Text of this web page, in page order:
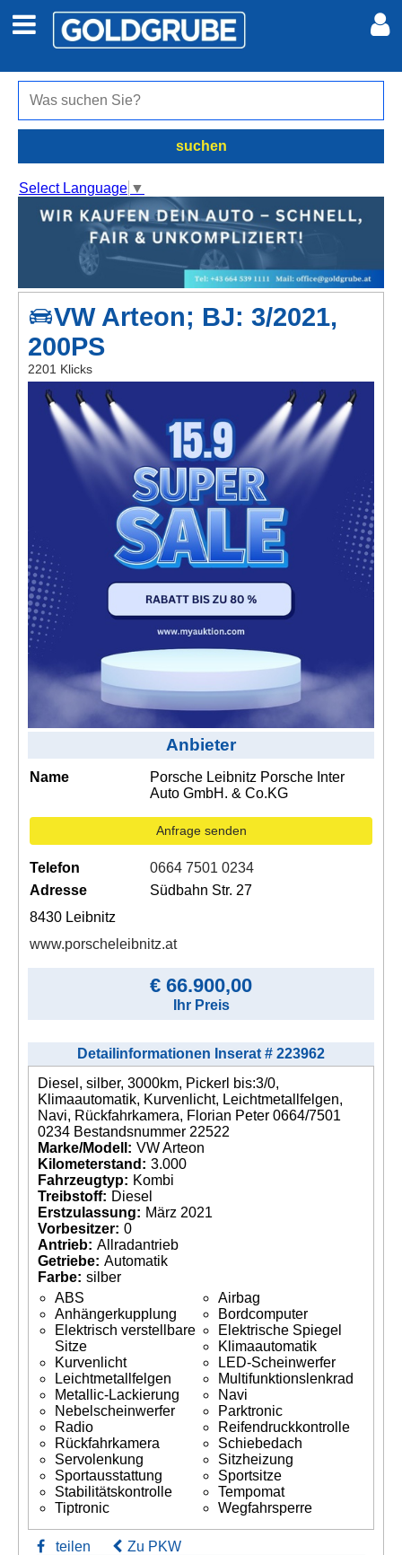
Auto + Motor
Jobs
Marktplatz
Erotik
Auktionen
jetzt inserieren
Kontakt
AGB, Nutzungsbedingungen
Meine Inserate
Anmelden
suchen
Select Language ▼
VW Arteon; BJ: 3/2021,
200PS
2201 Klicks
Anbieter
Name
Porsche Leibnitz Porsche Inter
Auto GmbH. & Co.KG
Anfrage senden
Telefon
0664 7501 0234
Adresse
Südbahn Str. 27
8430 Leibnitz
www.porscheleibnitz.at
€ 66.900,00
Ihr Preis
Detailinformationen Inserat # 223962
Diesel, silber, 3000km, Pickerl bis:3/0,
Klimaautomatik, Kurvenlicht, Leichtmetallfelgen,
Navi, Rückfahrkamera, Florian Peter 0664/7501
0234 Bestandsnummer 22522
Marke/Modell: VW Arteon
Kilometerstand: 3.000
Fahrzeugtyp: Kombi
Treibstoff: Diesel
Erstzulassung: März 2021
Vorbesitzer: 0
Antrieb: Allradantrieb
Getriebe: Automatik
Farbe: silber
ABS
Airbag
Anhängerkupplung
Bordcomputer
Elektrisch verstellbare
Sitze
Elektrische Spiegel
Klimaautomatik
Kurvenlicht
LED-Scheinwerfer
Leichtmetallfelgen
Multifunktionslenkrad
Metallic-Lackierung
Navi
Nebelscheinwerfer
Parktronic
Radio
Reifendruckkontrolle
Rückfahrkamera
Schiebedach
Servolenkung
Sitzheizung
Sportausstattung
Sportsitze
Stabilitätskontrolle
Tempomat
Tiptronic
Wegfahrsperre
teilen Zu PKW